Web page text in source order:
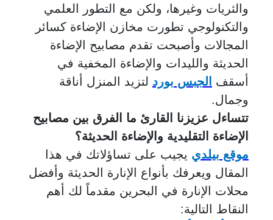
والثريات وغيرها، ولكن مع التطور العلمي
والتكنولوجي تطورت مخازن الإضاءة كسائر
المجالات وأصبحت تقدم مصابيح الإضاءة
الحديثة والليدات والإضاءة المخفية في
أسقف
الجبس بورد لتزيد المنزل أناقة
وجمال.
تتساءل عزيزنا القارئ ما الفرق بين مصابيح
الإضاءة التقليدية والإضاءة الحديثة؟
موقع بيلدي يجيب على تساؤلاتك في هذا
المقال ويعرفك بأنواع الإنارة الحديثة وأفضل
محلات الإنارة في البحرين مقدماً لك أهم
النقاط التالية: